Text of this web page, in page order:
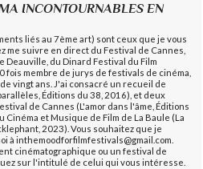
INCONTOURNABLES EN
liés au 7ème art) sont ceux que je vous
me suivre en direct du Festival de Cannes,
Deauville, du Dinard Festival du Film
fois membre de jurys de festivals de cinéma,
vingt ans. J'ai consacré un recueil de
Éditions du 38, 2016), et deux
de Cannes (L'amor dans l'âme, Éditions
et Musique de Film de La Baule (La
2023). Vous souhaitez que je
à inthemoodforfilmfestivals@gmail.com.
cinématographique ou un festival de
sur l'intitulé de celui qui vous intéresse.